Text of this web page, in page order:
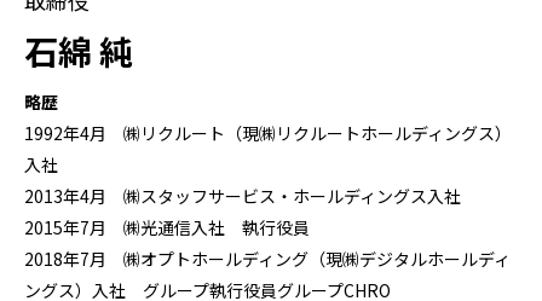
石綿 純
略歴
1992年4月 ㈱リクルート（現㈱リクルートホールディングス）
入社
2013年4月 ㈱スタッフサービス・ホールディングス入社
2015年7月 ㈱光通信入社 執行役員
2018年7月 ㈱オプトホールディング（現㈱デジタルホールディ
ングス）入社 グループ執行役員グループCHRO